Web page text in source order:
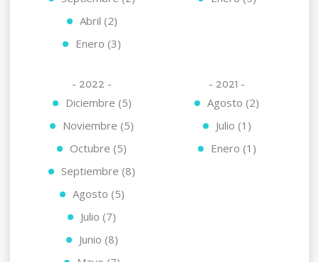
Abril (2)
Enero (3)
- 2022 -
Diciembre (5)
Noviembre (5)
Octubre (5)
Septiembre (8)
Agosto (5)
Julio (7)
Junio (8)
- 2021 -
Agosto (2)
Julio (1)
Enero (1)